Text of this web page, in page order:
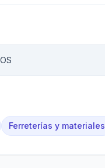
Ferreterías y materiales